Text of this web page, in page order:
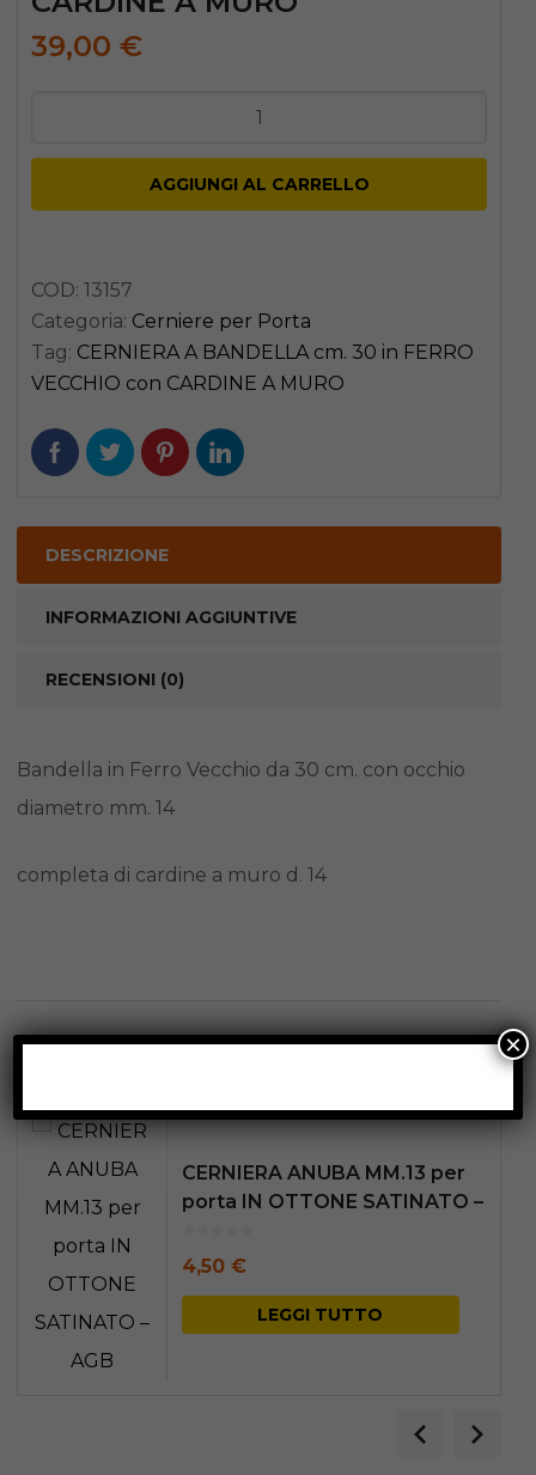
39,00 €
cm.
VECCHIO
con
A
MURO
AGGIUNGI AL CARRELLO
COD: 13157
Categoria: Cerniere per Porta
Tag: CERNIERA A BANDELLA cm. 30 in FERRO
VECCHIO con CARDINE A MURO
DESCRIZIONE
INFORMAZIONI AGGIUNTIVE
RECENSIONI (0)
Bandella in Ferro Vecchio da 30 cm. con occhio
diametro mm. 14
completa di cardine a muro d. 14
Prodotti correlati
CERNIERA ANUBA MM.13 per
porta IN OTTONE SATINATO –
4,50 €
LEGGI TUTTO
×